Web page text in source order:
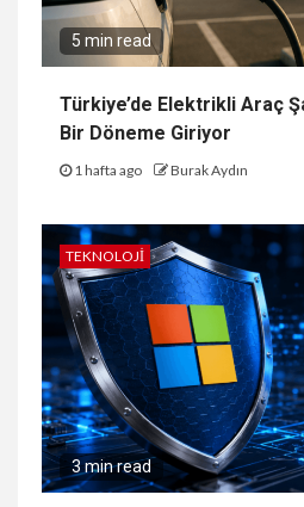
5 min read
Türkiye’de Elektrikli Araç
Bir Döneme Giriyor
1 hafta ago Burak Aydın
TEKNOLOJI
3 min read